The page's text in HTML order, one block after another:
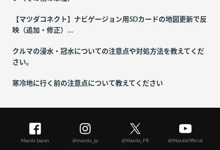
【マツダコネクト】ナビゲージョン用SDカードの地図更新で反
映（追加・修正）...
クルマの浸水・冠水についての注意点や対処方法を教えてくだ
さい。
寒冷地に行く前の注意点について教えてください
Mazda Japan @mazda_jp @Mazda_PR @MazdaOfficial